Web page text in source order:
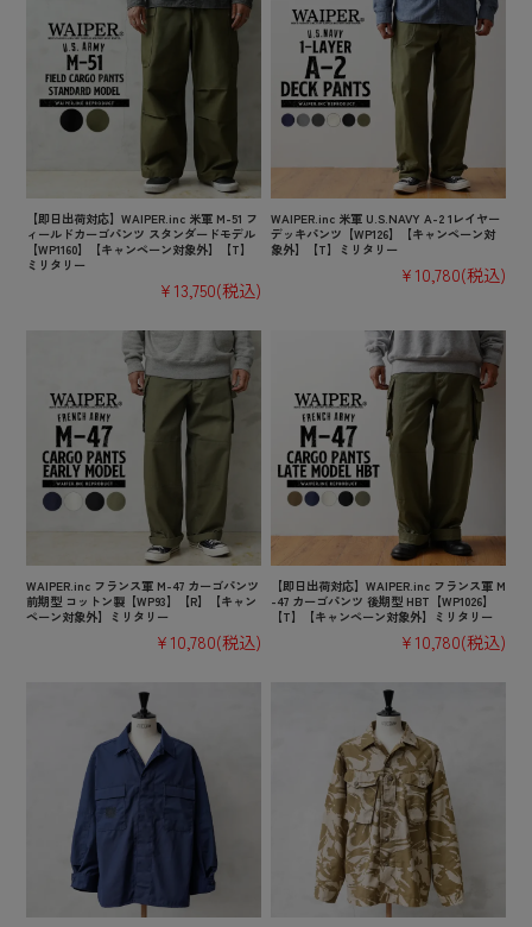
【即日出荷対応】WAIPER.inc 米軍 M-51 フ
ィールドカーゴパンツ スタンダードモデル
【WP1160】【キャンペーン対象外】【T】
ミリタリー
¥13,750(税込)
WAIPER.inc 米軍 U.S.NAVY A-2 1レイヤー
デッキパンツ【WP126】【キャンペーン対
象外】【T】ミリタリー
¥10,780(税込)
WAIPER.inc フランス軍 M-47 カーゴパンツ
前期型 コットン製【WP93】【R】【キャン
ペーン対象外】ミリタリー
¥10,780(税込)
【即日出荷対応】WAIPER.inc フランス軍 M
-47 カーゴパンツ 後期型 HBT【WP1026】
【T】【キャンペーン対象外】ミリタリー
¥10,780(税込)